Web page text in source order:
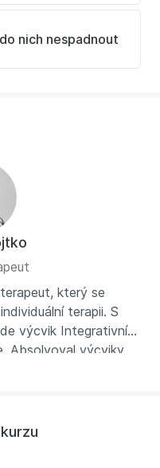
nich nespadnout
který se
terapii. S
výcvik Integrativní
Absolvoval výcviky
schéma terapii, na
knihy i knížky pro